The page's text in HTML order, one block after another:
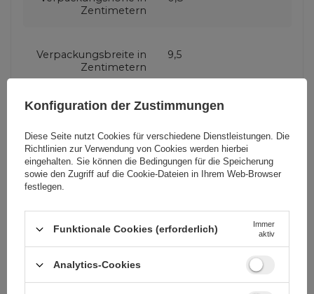
Zentimetern
Verpackungsbreite in
Zentimetern
9,5
Verpackungslänge in
18,5
Verpackung Box
Kompatibilität -
Gerätehersteller
OnePlus
Farbe
Konfiguration der Zustimmungen
Diese Seite nutzt Cookies für verschiedene Dienstleistungen. Die
Richtlinien zur Verwendung von Cookies werden hierbei
eingehalten. Sie können die Bedingungen für die Speicherung
sowie den Zugriff auf die Cookie-Dateien in Ihrem Web-Browser
festlegen.
Funktionale Cookies (erforderlich)
Immer
aktiv
Analytics-Cookies